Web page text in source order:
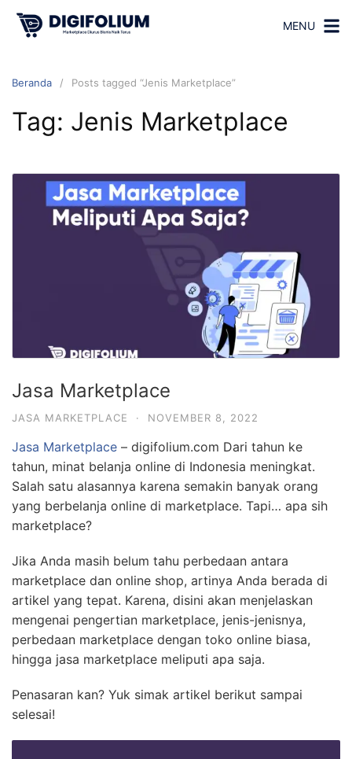
MENU
Beranda Posts tagged “Jenis Marketplace”
Tag: Jenis Marketplace
Jasa Marketplace
JASA MARKETPLACE · NOVEMBER 8, 2022
Jasa Marketplace – digifolium.com Dari tahun ke
tahun, minat belanja online di Indonesia meningkat.
Salah satu alasannya karena semakin banyak orang
yang berbelanja online di marketplace. Tapi… apa sih
marketplace?
Jika Anda masih belum tahu perbedaan antara
marketplace dan online shop, artinya Anda berada di
artikel yang tepat. Karena, disini akan menjelaskan
mengenai pengertian marketplace, jenis-jenisnya,
perbedaan marketplace dengan toko online biasa,
hingga jasa marketplace meliputi apa saja.
Penasaran kan? Yuk simak artikel berikut sampai
selesai!